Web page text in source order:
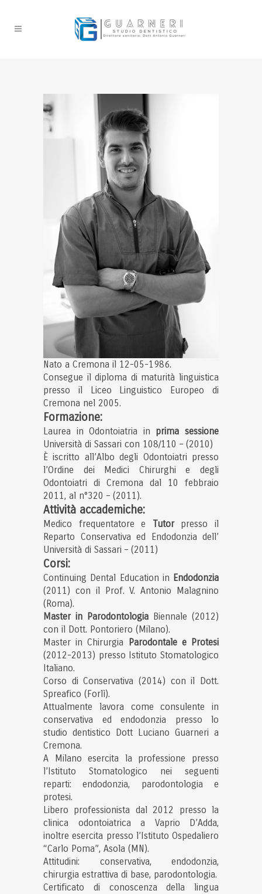
Nato a Cremona il 12-05-1986.
Consegue il diploma di maturità linguistica
presso il Liceo Linguistico Europeo di
Cremona nel 2005.
Formazione:
Laurea in Odontoiatria in prima sessione
Università di Sassari con 108/110 – (2010)
È iscritto all’Albo degli Odontoiatri presso
l’Ordine dei Medici Chirurghi e degli
Odontoiatri di Cremona dal 10 febbraio
2011, al n°320 – (2011).
Attività accademiche:
Medico frequentatore e Tutorpresso il
Reparto Conservativa ed Endodonzia dell’
Università di Sassari – (2011)
Corsi:
Continuing Dental Education in Endodonzia
(2011) con il Prof. V. Antonio Malagnino
(Roma).
Master in Parodontologia Biennale (2012)
con il Dott. Pontoriero (Milano).
Master in Chirurgia
Parodontale e Protesi
(2012-2013) presso Istituto Stomatologico
Italiano.
Corso di Conservativa (2014) con il Dott.
Spreafico (Forlì).
Attualmente lavora come consulente in
conservativa ed endodonzia presso lo
studio dentistico Dott Luciano Guarneri a
Cremona.
A Milano esercita la professione presso
l’Istituto Stomatologico nei seguenti
reparti: endodonzia, parodontologia e
protesi.
Libero professionista dal 2012 presso la
clinica odontoiatrica a Vaprio D’Adda,
inoltre esercita presso l’Istituto Ospedaliero
“Carlo Poma”, Asola (MN).
Attitudini: conservativa, endodonzia,
chirurgia estrattiva di base, parodontologia.
Certificato di conoscenza della lingua